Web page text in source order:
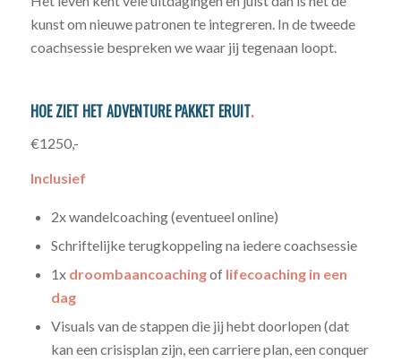
kunst om nieuwe patronen te integreren. In de tweede
coachsessie bespreken we waar jij tegenaan loopt.
HOE ZIET HET ADVENTURE PAKKET ERUIT.
€1250,-
Inclusief
2x wandelcoaching (eventueel online)
Schriftelijke terugkoppeling na iedere coachsessie
1x droombaancoachingof lifecoaching in een
dag
Visuals van de stappen die jij hebt doorlopen (dat
kan een crisisplan zijn, een carriere plan, een conquer